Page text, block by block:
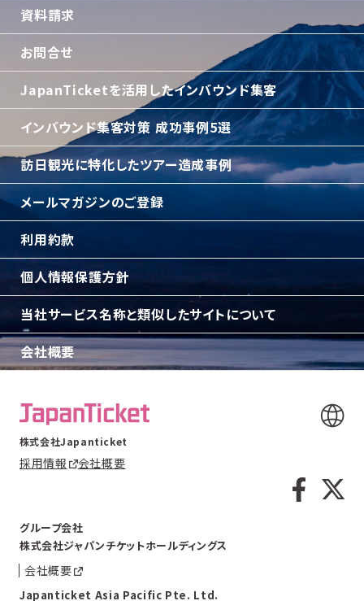
資料請求
お問合せ
JapanTicketを活用したインバウンド集客
インバウンド集客対策 成功事例5選
訪日観光に特化したツアー造成事例
メールマガジンのご登録
利用約款
個人情報保護方針
当社サービス名称と類似したサイトについて
会社概要
グループ会社
株式会社ジャパンチケットホールディングス
会社概要
Japanticket Asia Pacific Pte. Ltd.
株式会社Japanticket
採用情報 会社概要